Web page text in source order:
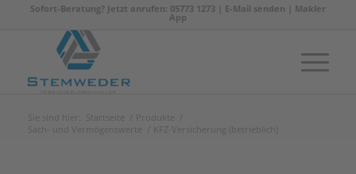
Sofort-Beratung? Jetzt anrufen: 05773 1273 | E-Mail senden Makler
App
Sie sind hier: Startseite Produkte
Sach- und Vermögenswerte
KFZ-Versicherung (betrieblich)